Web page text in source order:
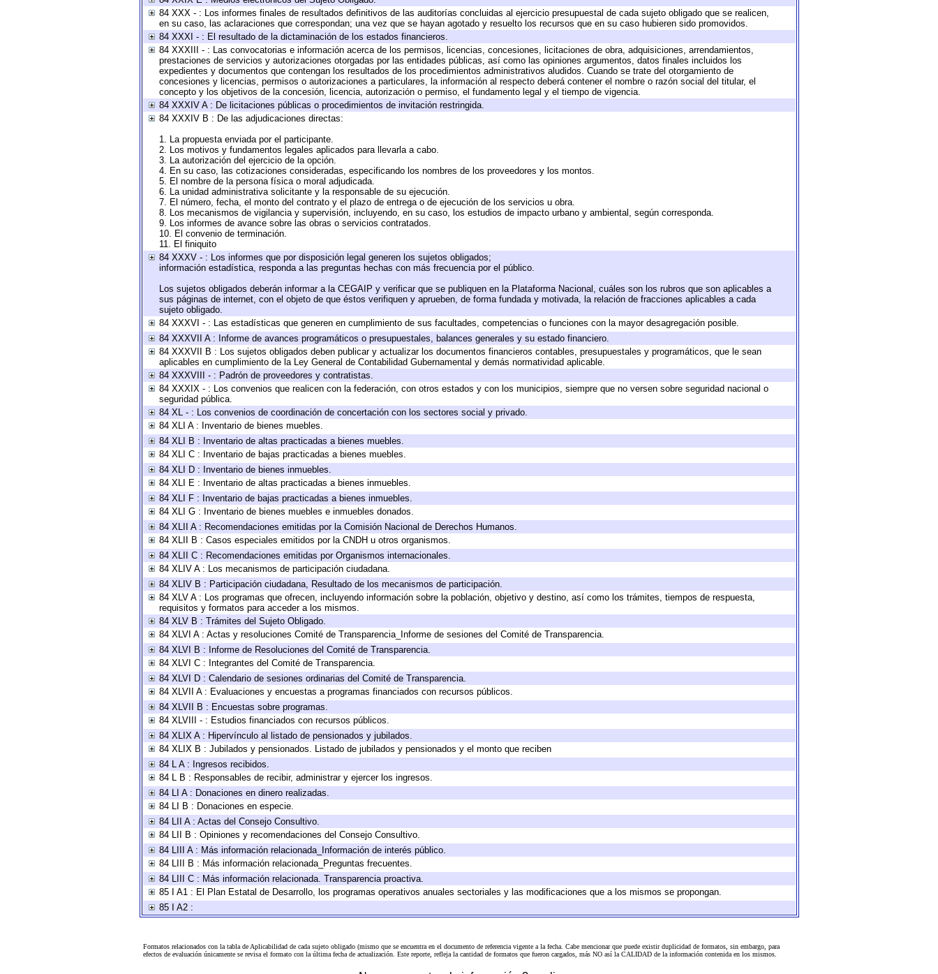
84 XXX - : Los informes finales de resultados definitivos de las auditorías concluidas al ejercicio presupuestal de cada sujeto obligado que se realicen,
en su caso, las aclaraciones que correspondan; una vez que se hayan agotado y resuelto los recursos que en su caso hubieren sido promovidos.
84 XXXI - : El resultado de la dictaminación de los estados financieros.
84 XXXIII - : Las convocatorias e información acerca de los permisos, licencias, concesiones, licitaciones de obra, adquisiciones, arrendamientos,
prestaciones de servicios y autorizaciones otorgadas por las entidades públicas, así como las opiniones argumentos, datos finales incluidos los
expedientes y documentos que contengan los resultados de los procedimientos administrativos aludidos. Cuando se trate del otorgamiento de
concesiones y licencias, permisos o autorizaciones a particulares, la información al respecto deberá contener el nombre o razón social del titular, el
concepto y los objetivos de la concesión, licencia, autorización o permiso, el fundamento legal y el tiempo de vigencia.
84 XXXIV A : De licitaciones públicas o procedimientos de invitación restringida.
84 XXXIV B : De las adjudicaciones directas:
1. La propuesta enviada por el participante.
2. Los motivos y fundamentos legales aplicados para llevarla a cabo.
3. La autorización del ejercicio de la opción.
4. En su caso, las cotizaciones consideradas, especificando los nombres de los proveedores y los montos.
5. El nombre de la persona física o moral adjudicada.
6. La unidad administrativa solicitante y la responsable de su ejecución.
7. El número, fecha, el monto del contrato y el plazo de entrega o de ejecución de los servicios u obra.
8. Los mecanismos de vigilancia y supervisión, incluyendo, en su caso, los estudios de impacto urbano y ambiental, según corresponda.
9. Los informes de avance sobre las obras o servicios contratados.
10. El convenio de terminación.
11. El finiquito
84 XXXV - : Los informes que por disposición legal generen los sujetos obligados;
información estadística, responda a las preguntas hechas con más frecuencia por el público.
Los sujetos obligados deberán informar a la CEGAIP y verificar que se publiquen en la Plataforma Nacional, cuáles son los rubros que son aplicables a
sus páginas de internet, con el objeto de que éstos verifiquen y aprueben, de forma fundada y motivada, la relación de fracciones aplicables a cada
sujeto obligado.
84 XXXVI - : Las estadísticas que generen en cumplimiento de sus facultades, competencias o funciones con la mayor desagregación posible.
84 XXXVII A : Informe de avances programáticos o presupuestales, balances generales y su estado financiero.
84 XXXVII B : Los sujetos obligados deben publicar y actualizar los documentos financieros contables, presupuestales y programáticos, que le sean
aplicables en cumplimiento de la Ley General de Contabilidad Gubernamental y demás normatividad aplicable.
84 XXXVIII - : Padrón de proveedores y contratistas.
84 XXXIX - : Los convenios que realicen con la federación, con otros estados y con los municipios, siempre que no versen sobre seguridad nacional o
seguridad pública.
84 XL - : Los convenios de coordinación de concertación con los sectores social y privado.
84 XLI A : Inventario de bienes muebles.
84 XLI B : Inventario de altas practicadas a bienes muebles.
84 XLI C : Inventario de bajas practicadas a bienes muebles.
84 XLI D : Inventario de bienes inmuebles.
84 XLI E : Inventario de altas practicadas a bienes inmuebles.
84 XLI F : Inventario de bajas practicadas a bienes inmuebles.
84 XLI G : Inventario de bienes muebles e inmuebles donados.
84 XLII A : Recomendaciones emitidas por la Comisión Nacional de Derechos Humanos.
84 XLII B : Casos especiales emitidos por la CNDH u otros organismos.
84 XLII C : Recomendaciones emitidas por Organismos internacionales.
84 XLIV A : Los mecanismos de participación ciudadana.
84 XLIV B : Participación ciudadana, Resultado de los mecanismos de participación.
84 XLV A : Los programas que ofrecen, incluyendo información sobre la población, objetivo y destino, así como los trámites, tiempos de respuesta,
requisitos y formatos para acceder a los mismos.
84 XLV B : Trámites del Sujeto Obligado.
84 XLVI A : Actas y resoluciones Comité de Transparencia_Informe de sesiones del Comité de Transparencia.
84 XLVI B : Informe de Resoluciones del Comité de Transparencia.
84 XLVI C : Integrantes del Comité de Transparencia.
84 XLVI D : Calendario de sesiones ordinarias del Comité de Transparencia.
84 XLVII A : Evaluaciones y encuestas a programas financiados con recursos públicos.
84 XLVII B : Encuestas sobre programas.
84 XLVIII - : Estudios financiados con recursos públicos.
84 XLIX A : Hipervínculo al listado de pensionados y jubilados.
84 XLIX B : Jubilados y pensionados. Listado de jubilados y pensionados y el monto que reciben
84 L A : Ingresos recibidos.
84 L B : Responsables de recibir, administrar y ejercer los ingresos.
84 LI A : Donaciones en dinero realizadas.
84 LI B : Donaciones en especie.
84 LII A : Actas del Consejo Consultivo.
84 LII B : Opiniones y recomendaciones del Consejo Consultivo.
84 LIII A : Más información relacionada_Información de interés público.
84 LIII B : Más información relacionada_Preguntas frecuentes.
84 LIII C : Más información relacionada. Transparencia proactiva.
85 I A1 : El Plan Estatal de Desarrollo, los programas operativos anuales sectoriales y las modificaciones que a los mismos se propongan.
85 I A2 :
Formatos relacionados con la tabla de Aplicabilidad de cada sujeto obligado (mismo que se encuentra en el documento de referenciavigente a la fecha. Cabe mencionar que puede existir duplicidad de formatos, sin embargo, para
efectos de evaluación únicamente se revisa el formato con la última fecha de actualización. Este reporte, refleja la cantidad de formatos que fueron cargados, más NO así la CALIDAD de la información contenida en los mismos.